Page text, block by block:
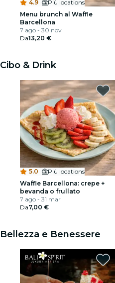
4.9 ·
Più locations
Menu brunch al Waffle
Barcellona
7 ago - 30 nov
Da13,20 €
Cibo & Drink
5.0 ·
Più locations
Waffle Barcellona: crepe +
bevanda o frullato
7 ago - 31 mar
Da7,00 €
Bellezza e Benessere